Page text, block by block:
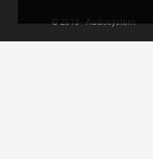
© 2013 - Audiosystem